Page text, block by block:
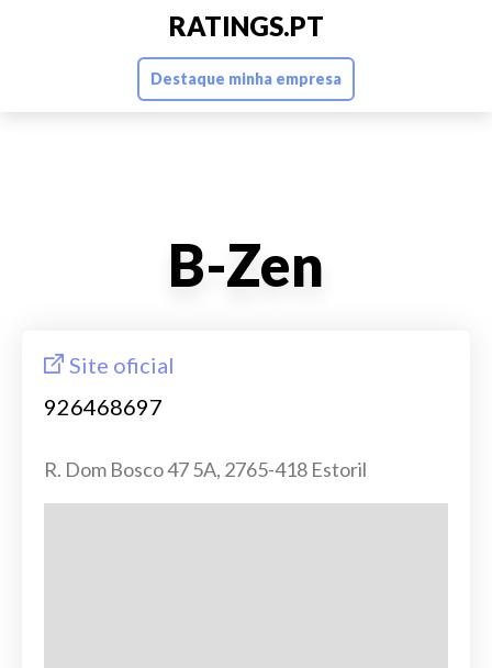
RATINGS.PT
Destaque minha empresa
B-Zen
Site oficial
926468697
R. Dom Bosco 47 5A, 2765-418 Estoril